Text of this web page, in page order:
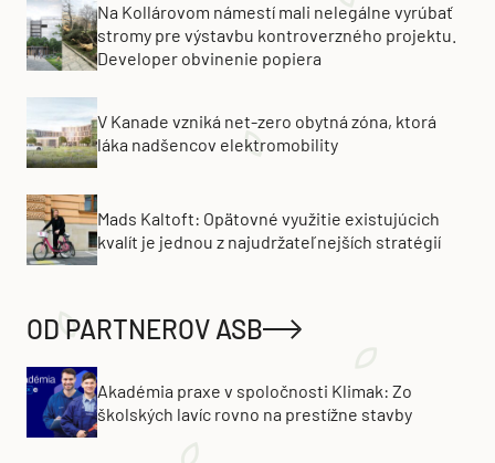
Na Kollárovom námestí mali nelegálne vyrúbať
stromy pre výstavbu kontroverzného projektu.
Developer obvinenie popiera
V Kanade vzniká net-zero obytná zóna, ktorá
láka nadšencov elektromobility
Mads Kaltoft: Opätovné využitie existujúcich
kvalít je jednou z najudržateľnejších stratégií
OD PARTNEROV ASB
Akadémia praxe v spoločnosti Klimak: Zo
školských lavíc rovno na prestížne stavby